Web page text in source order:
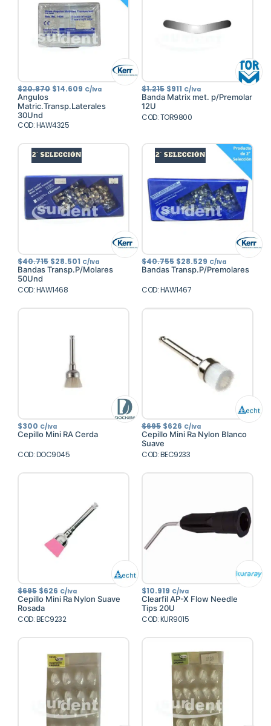
$20.870 El
precio
original
era:
$14.609 El
precio
actual
es:
C/Iva
Angulos
Matric.Transp.Laterales
30Und
COD: HAW4325
$1.215 El
precio
original
$1.215.
$911 El
precio
actual
$911.
C/Iva
Banda Matrix met. p/Premolar
12U
COD: TOR9800
$40.715 El
precio
original
$40.715.
$28.501 El
precio
actual
C/Iva
Bandas Transp.P/Molares
50Und
COD: HAW1468
$40.755 El
precio
original
$40.755.
$28.529 El
precio
actual
C/Iva
Bandas Transp.P/Premolares
COD: HAW1467
$300 C/Iva
Cepillo Mini RA Cerda
COD: DOC9045
$695 El
precio
original
era:
$695.
$626 El
precio
actual
$626.
C/Iva
Cepillo Mini Ra Nylon Blanco
Suave
COD: BEC9233
$695 El
precio
original
era:
$695.
$626 El
precio
actual
$626.
C/Iva
Cepillo Mini Ra Nylon Suave
Rosada
COD: BEC9232
$10.919 C/Iva
Clearfil AP-X Flow Needle
Tips 20U
COD: KUR9015